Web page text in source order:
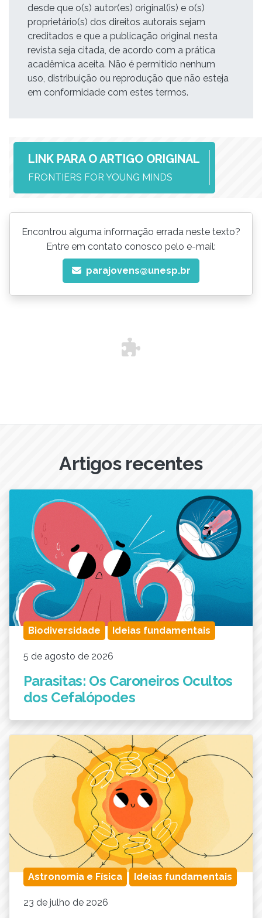
desde que o(s) autor(es) original(is) e o(s)
proprietário(s) dos direitos autorais sejam
creditados e que a publicação original nesta
revista seja citada, de acordo com a prática
acadêmica aceita. Não é permitido nenhum
uso, distribuição ou reprodução que não esteja
em conformidade com estes termos.
LINK PARA O ARTIGO ORIGINAL
FRONTIERS FOR YOUNG MINDS
Encontrou alguma informação errada neste texto?
Entre em contato conosco pelo e-mail:
parajovens@unesp.br
Artigos recentes
Biodiversidade Ideias fundamentais
5 de agosto de 2026
Parasitas: Os Caroneiros Ocultos
dos Cefalópodes
Astronomia e Física Ideias fundamentais
23 de julho de 2026